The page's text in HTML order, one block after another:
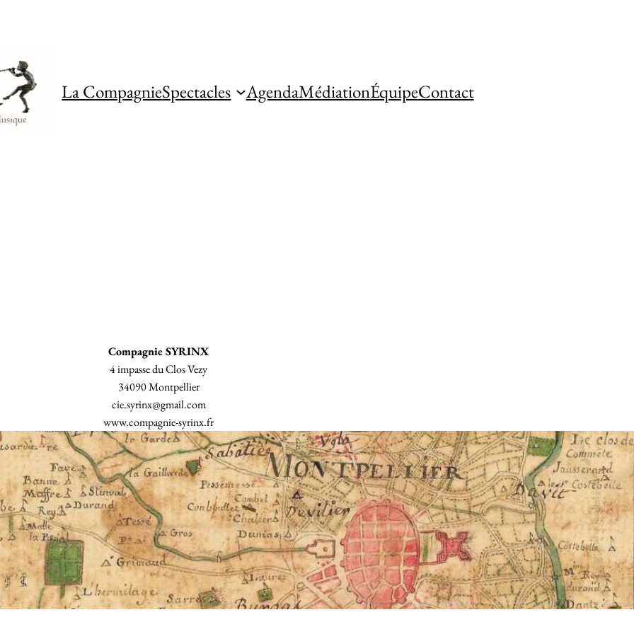
La CompagnieSpectacles AgendaMédiationÉquipeContact
Compagnie SYRINX
4 impasse du Clos Vezy
34090 Montpellier
cie.syrinx@gmail.com
www.compagnie-syrinx.fr